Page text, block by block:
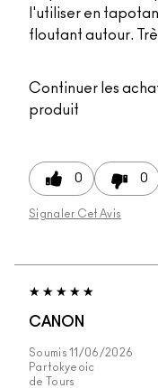
l'utiliser en
floutant autour.
Continuer les
produit
0 0
Signaler Cet Avis
CANON
Soumis11/06/2026
Partokyeoic
de
Tours